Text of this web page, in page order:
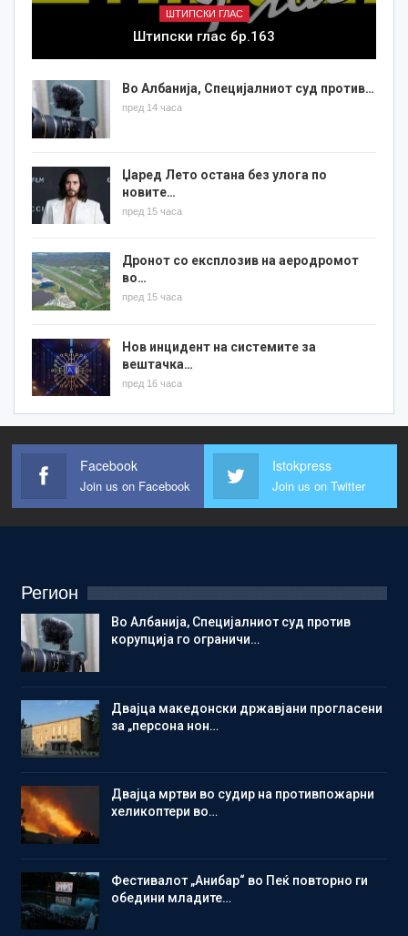
ШТИПСКИ ГЛАС
Штипски глас бр.163
Во Албанија, Специјалниот суд против…
пред 14 часа
Џаред Лето остана без улога по
новите…
пред 15 часа
Дронот со експлозив на аеродромот
во…
пред 15 часа
Нов инцидент на системите за
вештачка…
пред 16 часа
Facebook
Join us on Facebook
Istokpress
Join us on Twitter
Регион
Во Албанија, Специјалниот суд против
корупција го ограничи…
Двајца македонски државјани прогласени
за „персона нон…
Двајца мртви во судир на противпожарни
хеликоптери во…
Фестивалот „Анибар“ во Пеќ повторно ги
обедини младите…